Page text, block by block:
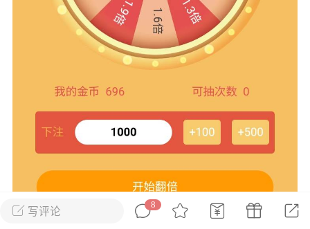
大千世界
开播时间留意通知
游戏推荐
一起体验精彩世界
近期热点
每分钟在线0，今日新注册0，孵蛋1，总用户数1947597
ʚ小鱼冻干ɞ
【周末了，还不来新服冲榜吗？】送现
金大奖、实物奖励，各种福利拿到手软！
写评论 8